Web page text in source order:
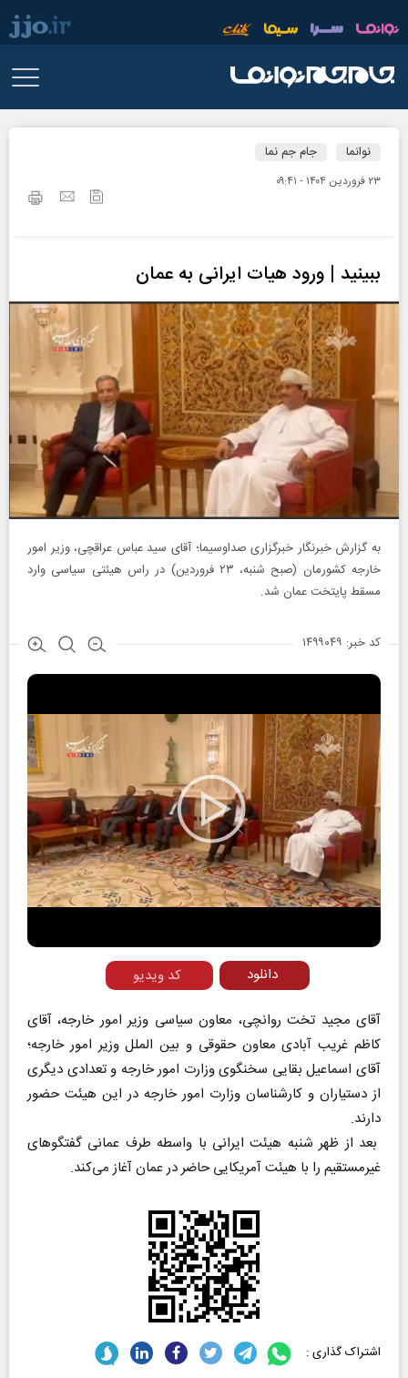
نوانما جام جم نما
۲۳ فروردين ۱۴۰۴ - ۰۹:۴۱
ببینید | ورود هیات ایرانی به عمان
به گزارش خبرنگار‌ خبرگزاری صداوسیما؛ آقای سید عباس عراقچی، وزیر امور
خارجه کشورمان (صبح شنبه، ۲۳ فروردین) در راس هیئتی سیاسی وارد
مسقط پایتخت عمان شد.
کد خبر: ۱۴۹۹۰۴۹
Play
Video
کد ویدیو
دانلود
آقای مجید تخت روانچی، معاون سیاسی وزیر امور خارجه، آقای
کاظم غریب آبادی معاون حقوقی و بین الملل وزیر امور خارجه؛
آقای اسماعیل بقایی سخنگوی وزارت امور خارجه و تعدادی دیگری
از دستیاران و کارشناسان وزارت امور خارجه در این هیئت حضور
دارند.
بعد از ظهر شنبه هیئت ایرانی با واسطه طرف عمانی گفتگوهای
غیرمستقیم را با هیئت آمریکایی حاضر در عمان آغاز می‌کند.
اشتراک گذاری :